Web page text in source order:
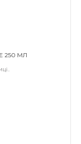
250 МЛ